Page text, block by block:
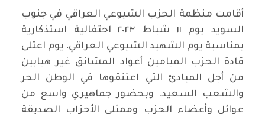
أقامت منظمة الحزب الشيوعي العراقي في جنوب
السويد يوم ١١ شباط ٢٠٢٣ احتفالية استذكارية
بمناسبة يوم الشهيد الشيوعي العراقي، يوم اعتلى
قادة الحزب الميامين أعواد المشانق غير هيابين
من أجل المبادئ التي اعتنقوها في الوطن الحر
والشعب السعيد. وبحضور جماهيري واسع من
عوائل وأعضاء الحزب وممثلي الأحزاب الصديقة